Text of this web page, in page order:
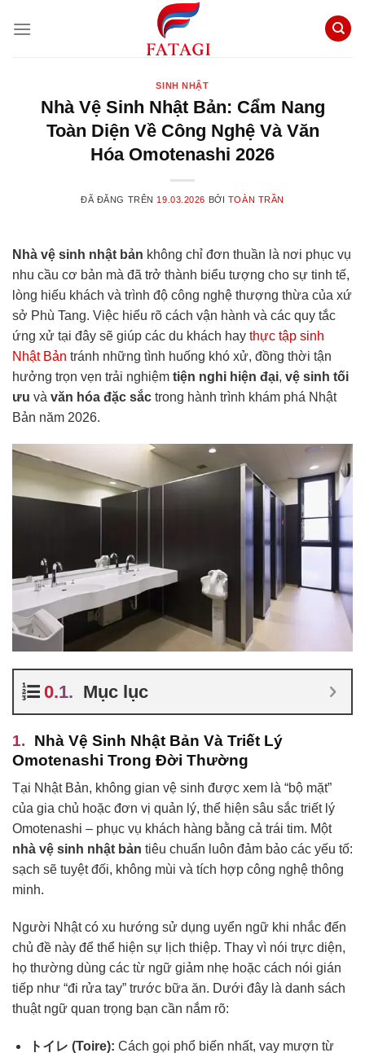
đến
SINH NHẬT
Nhà Vệ Sinh Nhật Bản: Cẩm Nang
Toàn Diện Về Công Nghệ Và Văn
Hóa Omotenashi 2026
ĐÃ ĐĂNG TRÊN 19.03.2026 BỞI TOÀN TRẦN
Nhà vệ sinh nhật bản không chỉ đơn thuần là nơi phục vụ
nhu cầu cơ bản mà đã trở thành biểu tượng cho sự tinh tế,
lòng hiếu khách và trình độ công nghệ thượng thừa của xứ
sở Phù Tang. Việc hiểu rõ cách vận hành và các quy tắc
ứng xử tại đây sẽ giúp các du khách hay thực tập sinh
Nhật Bản tránh những tình huống khó xử, đồng thời tận
hưởng trọn vẹn trải nghiệm tiện nghi hiện đại, vệ sinh tối
ưu và văn hóa đặc sắc trong hành trình khám phá Nhật
Bản năm 2026.
Mục lục
Nhà Vệ Sinh Nhật Bản Và Triết Lý
Omotenashi Trong Đời Thường
Tại Nhật Bản, không gian vệ sinh được xem là “bộ mặt”
của gia chủ hoặc đơn vị quản lý, thể hiện sâu sắc triết lý
Omotenashi – phục vụ khách hàng bằng cả trái tim. Một
nhà vệ sinh nhật bản tiêu chuẩn luôn đảm bảo các yếu tố:
sạch sẽ tuyệt đối, không mùi và tích hợp công nghệ thông
minh.
Người Nhật có xu hướng sử dụng uyển ngữ khi nhắc đến
chủ đề này để thể hiện sự lịch thiệp. Thay vì nói trực diện,
họ thường dùng các từ ngữ giảm nhẹ hoặc cách nói gián
tiếp như “đi rửa tay” trước bữa ăn. Dưới đây là danh sách
thuật ngữ quan trọng bạn cần nắm rõ:
トイレ (Toire): Cách gọi phổ biến nhất, vay mượn từ